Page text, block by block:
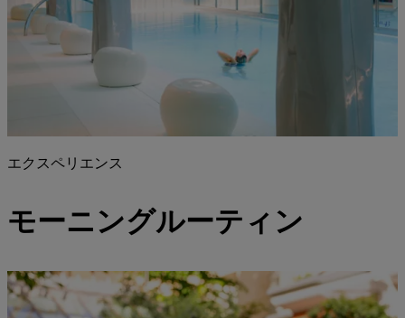
エクスペリエンス
モーニングルーティン